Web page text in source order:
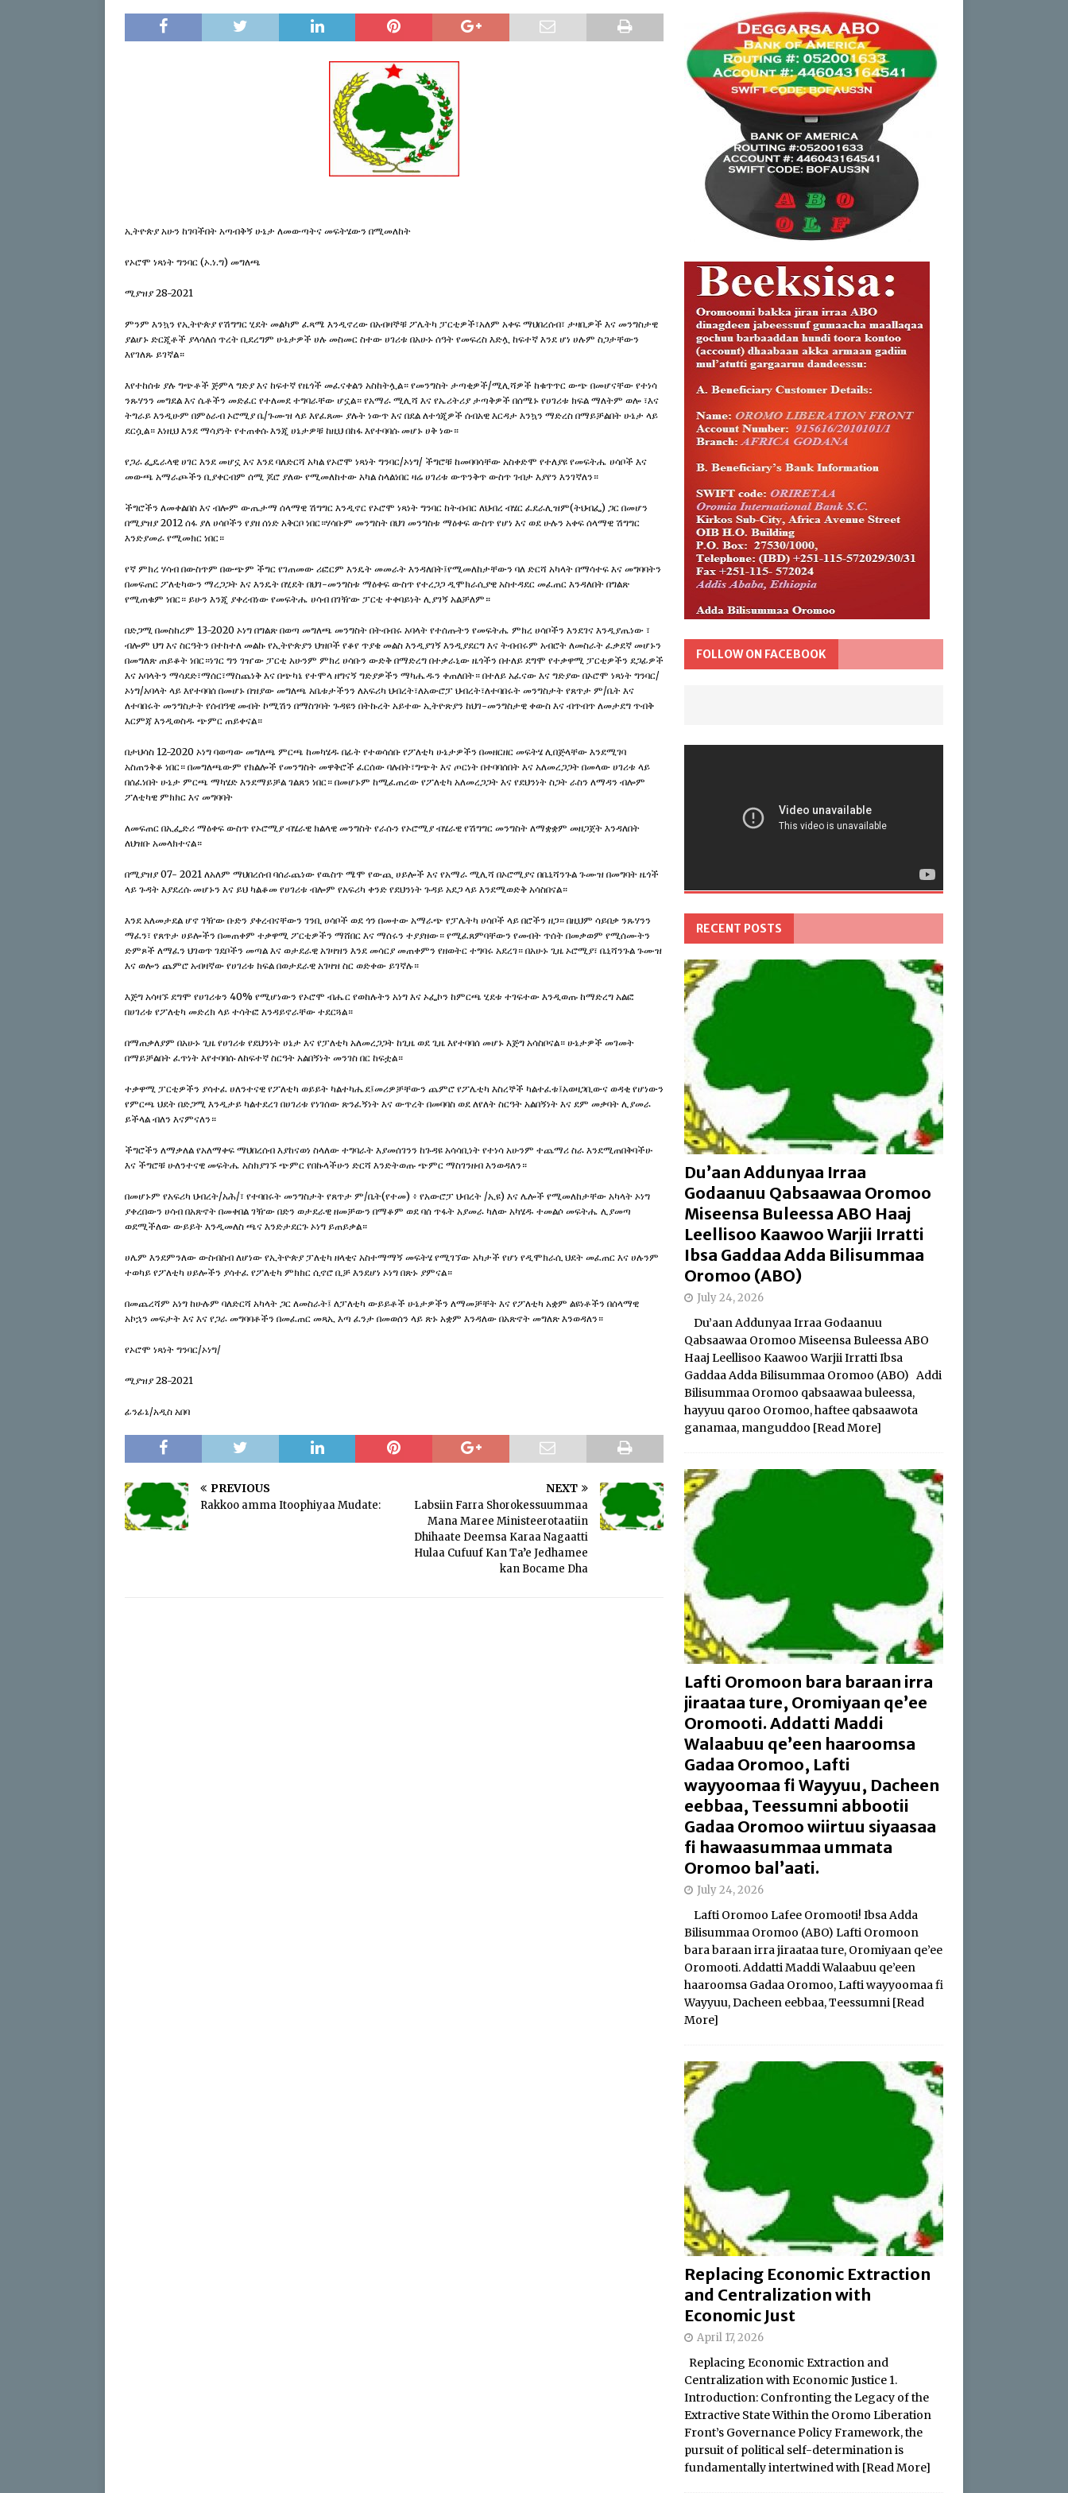
[ April 17, 2026 ] Sweeping Justice and Law Enforcement Reforms
Du’aan Addunyaa Irraa Godaanuu Qabsaawaa Oromoo Miseensa
Buleessa ABO Haaj Leellisoo Kaawoo Warjii Irratti Ibsa Gaddaa Adda Bilisummaa
IBSA ABO
ኢትዮጵያ አሁን ከገባችበት አጣብቅኝ ሁኔታ ለመውጣትና መፍትሄውን በሚመለከት
የኦሮሞ ነጻነት ግንባር (ኦ.ነ.ግ) መግለጫ
ሚያዝያ 28-2021
ምንም እንኳን የኢትዮጵያ የሽግግር ሂደት መልካም ፈጻሜ እንዲኖረው በአብዛኞቹ ፖሌትካ ፓርቲዎች፣አለም አቀፍ ማህበረሰብ፣ ታዛቢዎች እና መንግስታዊ
ያልሆኑ ድርጂቶች ያላሳለሰ ጥረት ቢደረግም ሁኔታዎች ሀሉ መስመር ስተው ሀገሪቱ በአሁኑ ሰዓት የመፍረስ እድሏ ከፍተኛ እንደ ሆነ ሀሉም ስጋታቸውን
እየገለጹ ይገኛል።
እየተከሰቱ ያሉ ግጭቶች ጅምላ ግድያ እና ከፍተኛ የዜጎች መፈናቀልን አስከትሏል። የመንግስት ታጣቂዎች/ሚሊሻዎች ከቁጥጥር ውጭ በመሆናቸው የተነሳ
ንጹሃንን መግደል እና ሴቶችን መድፈር የተለመደ ተግባራቸው ሆኗል። የአማራ ሚሊሻ እና የኤሪትሪያ ታጣቅዎች በሰሜኑ የሀገሪቱ ክፍል ማለትም ወሎ ፣እና
ትግራይ እንዲሁም በምዕራብ ኦሮሚያ ቤ/ጉሙዝ ላይ እየፈጸሙ ያሉት ነውጥ እና በደል ለተጎጂዎች ሰብአዊ እርዳታ እንኳን ማድረስ በማይቻልበት ሁኔታ ላይ
ደርሷል። እነዚህ እንደ ማሳያነት የተጠቀሱ እንጂ ሀኔታዎቹ ከዚህ በከፋ እየተባባሱ መሆኑ ሀቅ ነው።
የጋራ ፌዴራላዊ ሀገር እንደ መሆኗ እና እንደ ባለድርሻ አካል የኦሮሞ ነጻነት ግንባር/ኦነግ/ ችግሮቹ ከመባባሳቸው አስቀድሞ የተለያዩ የመፍትሔ ሀሳቦች እና
መውጫ አማራጮችን ቢያቀርብም ሰሚ ጆሮ ያለው የሚመለከተው አካል ስላልነበር ዛሬ ሀገሪቱ ውጥንቅጥ ውስጥ ገብታ እያየን እንገኛለን።
ችግሮችን ለመቀልበስ እና ብሎም ውጤታማ ሰላማዊ ሽግግር እንዲኖር የኦሮሞ ነጻነት ግንባር ከትብብር ለህብረ ብሄር ፈደራሊዝም(ትህብፌ) ጋር በመሆን
በሚያዝያ 2012 ሰፋ ያለ ሀሳቦችን የያዘ ሰነድ አቅርቦ ነበር።ሃሳቡም መንግስት በህገ መንግስቱ ማዕቀፍ ውስጥ የሆነ እና ወደ ሁሉን አቀፍ ሰላማዊ ሽግግር
እንድያመራ የሚመክር ነበር።
የኛ ምክረ ሃሳብ በውስጥም በውጭም ችግር የገጠመው ሪፎርም እንዴት መመራት እንዳለበት፤የሚመለከታቸውን ባለ ድርሻ አካላት በማሳተፍ እና መግባባትን
በመፍጠር ፖለቲካውን ማረጋጋት እና እንዴት በሂደት በህገ-መንግስቱ ማዕቀፍ ውስጥ የተረጋጋ ዲሞክራሲያዊ አስተዳደር መፈጠር እንዳለበት በግልጽ
የሚጠቁም ነበር። ይሁን እንጂ ያቀረብነው የመፍትሔ ሀሳብ በገዥው ፓርቲ ተቀባይነት ሊያገኝ አልቻለም።
በድጋሚ በመስከረም 13-2020 ኦነግ በግልጽ በወጣ መግለጫ መንግስት በትብብሩ አባላት የተሰጡትን የመፍትሔ ምክረ ሀሳቦችን እንደገና እንዲያጤነው ፣
ብሎም ህግ እና ስርዓትን በተከተለ መልኩ የኢትዮጵያን ህዝቦች የቆየ ጥያቄ መልስ እንዲያገኝ እንዲያደርግ እና ትብብሩም አብሮት ለመስራት ፈቃደኛ መሆኑን
በመግለጽ ጠይቆት ነበር።ነገር ግን ገዠው ፓርቲ አሁንም ምክረ ሀሳቡን ውድቅ በማድረግ በተቃራኒው ዜጎችን በተለይ ደግሞ የተቃዋሚ ፓርቲዎችን ደጋፊዎች
እና አባላትን ማሳደድ፣ማሰር፣ማስጨነቅ እና በጭካኔ የተሞላ ዘግናኝ ግድያዎችን ማካሔዱን ቀጠለበት። በተለይ አፈናው እና ግድያው በኦሮሞ ነጻነት ግንባር/
ኦነግ/አባላት ላይ እየተባባሰ በመሆኑ በዝያው መግለጫ አቤቱታችንን ለአፍሪካ ህብረት፣ለአውሮፓ ህብረት፣ለተባበሩት መንግስታት የጸጥታ ም/ቤት እና
ለተባበሩት መንግስታት የሰብዓዊ መብት ኮሚሽን በማስገባት ጉዳዩን በትኩረት አይተው ኢትዮጽያን ከህገ-መንግስታዊ ቀውስ እና ብጥብጥ ለመታደግ ጥብቅ
እርምጃ እንዲወስዱ ጭምር ጠይቀናል።
በታህሳስ 12-2020 ኦነግ ባወጣው መግለጫ ምርጫ ከመካሄዱ በፊት የተወሳሰቡ የፖለቲካ ሁኔታዎችን በመዘርዘር መፍትሄ ሊበጅላቸው እንደሚገባ
አስጠንቅቆ ነበር። በመግለጫውም የክልሎች የመንግስት መዋቅሮች ፈርሰው ባሉበት፣ግጭት እና ጦርነት በተባባሰበት እና አለመረጋጋት በመላው ሀገሪቱ ላይ
በሰፈነበት ሁኔታ ምርጫ ማካሄድ እንደማይቻል ገልጸን ነበር። በመሆኑም ከሚፈጠረው የፖለቲካ አለመረጋጋት እና የደህንነት ስጋት ራስን ለማዳን ብሎም
ፖለቲካዊ ምክክር እና መግባባት
ለመፍጠር በኢፌድሪ ማዕቀፍ ውስጥ የኦሮሚያ ብሄራዊ ክልላዊ መንግስት የራሱን የኦሮሚያ ብሄራዊ የሽግግር መንግስት ለማቋቋም መዘጋጀት እንዳለበት
ለህዝቡ አመላክተናል።
በሚያዝያ 07- 2021 ለአለም ማህበረሰብ ባሰራጨነው የዉስጥ ሜሞ የውጪ ሀይሎች እና የአማራ ሚሊሻ በኦሮሚያና በቤኒሻንጉል ጉሙዝ በመግባት ዜጎች
ላይ ጉዳት እያደረሱ መሆኑን እና ይህ ካልቆመ የሀገሪቱ ብሎም የአፍሪካ ቀንድ የደህንነት ጉዳይ አደጋ ላይ እንደሚወድቅ አሳስበናል።
እንደ አለመታደል ሆኖ ገዥው ቡድን ያቀረብናቸውን ገንቢ ሀሳቦች ወደ ጎን በመተው አማራጭ የፓሌትካ ሀሳቦች ላይ በሮችን ዘጋ። በዚህም ሳይበቃ ንጹሃንን
ማፈን፣ የጸጥታ ሀይሎችን በመጠቀም ተቃዋሚ ፖርቲዎችን ማሸበር እና ማሰሩን ተያያዘው። የሚፈጸምባቸውን የመብት ጥሰት በመቃወም የሚሰሙትን
ድምጾች ለማፈን ህገወጥ ገደቦችን መጣል እና ወታደራዊ አገዛዝን እንደ መሳርያ መጠቀምን የዘወትር ተግባሩ አደረገ። በአሁኑ ጊዜ ኦሮሚያ፣ ቤኒሻንጉል ጉሙዝ
እና ወሎን ጨምሮ አብዛኛው የሀገሪቱ ክፍል በወታደራዊ አገዛዝ ስር ወድቀው ይገኛሉ።
እጅግ አሳዛኙ ደግሞ የሀገሪቱን 40% የሚሆነውን የኦሮሞ ብሔር የወከሉትን አነግ እና ኦፌኮን ከምርጫ ሂደቱ ተገፍተው እንዲወጡ ከማድረግ አልፎ
በሀገሪቱ የፖለቲካ መድረክ ላይ ተሳትፎ እንዳይኖራቸው ተደርጓል።
በማጠቃለያም በአሁኑ ጊዜ የሀገሪቱ የደህንነት ሀኔታ እና የፓለቲካ አለመረጋጋት ከጊዜ ወደ ጊዜ እየተባባሰ መሆኑ እጅግ አሳስቦናል። ሁኔታዎች መገመት
በማይቻልበት ፈጥነት እየተባባሱ ለከፍተኛ ስርዓት አልበኝነት መንገስ በር ከፍቷል።
ተቃዋሚ ፓርቲዎችን ያሳተፈ ሀለንተናዊ የፖለቲካ ወይይት ካልተካሔደ፤መሪዎቻቸውን ጨምሮ የፖሌቲካ እስረኞች ካልተፈቱ፤አወዛጋቢውና ወዳቂ የሆነውን
የምርጫ ህደት በድጋሚ እንዲታይ ካልተደረገ በሀገሪቱ የነገሰው ጽንፈኝነት እና ውጥረት በመባባስ ወደ ለየለት ስርዓት አልበኝነት እና ደም መቃባት ሊያመራ
ይችላል ብለን እናምናለን።
ችግሮችን ለማቃለል የአለማቀፍ ማህበረሰብ እያከናወነ ስላለው ተግባራት እያመሰገንን ከጉዳዩ አሳሳቢነት የተነሳ አሁንም ተጨማሪ ስራ እንደሚጠበቅባችሁ
እና ችግሮቹ ሁለንተናዊ መፍትሔ አስክያገኙ ጭምር የበኩላችሁን ድርሻ እንድትወጡ ጭምር ማስገንዘብ እንወዳለን።
በመሆኑም የአፍሪካ ህብረት/አሕ/፣ የተባበሩት መንግስታት የጸጥታ ም/ቤት(የተመ) ፥ የአውሮፓ ህብረት /ኢዩ) እና ሌሎች የሚመለከታቸው አካላት ኦነግ
ያቀረበውን ሀሳብ በአጽኖት በመቀበል ገዥው በድን ወታደራዊ ዘመቻውን በማቆም ወደ ባሰ ጥፋት አያመራ ካለው አካሄዱ ተመልሶ መፍትሔ ሊያመጣ
ወደሚችለው ውይይት እንዲመለስ ጫና እንድታደርጉ ኦነግ ይጠይቃል።
ሀሌም እንደምንለው ውስብስብ ለሆነው የኢትዮጵያ ፓለቲካ ዘላቂና አስተማማኝ መፍትሄ የሚገኘው አካታች የሆነ የዲሞክራሲ ህደት መፈጠር እና ሀሉንም
ተወካይ የፖለቲካ ሀይሎችን ያሳተፈ የፖለቲካ ምክክር ሲኖሮ ቢቻ እንደሆነ ኦነግ በጽኑ ያምናል።
በመጨረሻም አነግ ከሁሉም ባለድርሻ አካላት ጋር ለመስራት፤ ለፓለቲካ ውይይቶች ሁኔታዎችን ለማመቻቸት እና የፖለቲካ አቋም ልዩነቶችን በሰላማዊ
አኮኋን መፍታት እና እና የጋራ መግባባቶችን በመፈጠር መጻኢ እጣ ፈንታ በመወሰን ላይ ጽኑ አቋም እንዳለው በአጽኖት መግለጽ እንወዳለን።
የኦሮሞ ነጻነት ግንባር/ኦነግ/
ሚያዝያ 28-2021
ፊንፊኔ/አዲስ አበባ
PREVIOUS
Rakkoo amma Itoophiyaa Mudate:
NEXT
Labsiin Farra Shorokessuummaa
Mana Maree Ministeerotaatiin
Dhihaate Deemsa Karaa Nagaatti
Hulaa Cufuuf Kan Ta’e Jedhamee
kan Bocame Dha
FOLLOW ON FACEBOOK
RECENT POSTS
Du’aan Addunyaa Irraa
Godaanuu Qabsaawaa Oromoo
Miseensa Buleessa ABO Haaj
Leellisoo Kaawoo Warjii Irratti
Ibsa Gaddaa Adda Bilisummaa
Oromoo (ABO)
July 24, 2026
Du’aan Addunyaa Irraa Godaanuu
Qabsaawaa Oromoo Miseensa Buleessa ABO
Haaj Leellisoo Kaawoo Warjii Irratti Ibsa
Gaddaa Adda Bilisummaa Oromoo (ABO) Addi
Bilisummaa Oromoo qabsaawaa buleessa,
hayyuu qaroo Oromoo, haftee qabsaawota
ganamaa, manguddoo [Read More]
Lafti Oromoon bara baraan irra
jiraataa ture, Oromiyaan qe’ee
Oromooti. Addatti Maddi
Walaabuu qe’een haaroomsa
Gadaa Oromoo, Lafti
wayyoomaa fi Wayyuu, Dacheen
eebbaa, Teessumni abbootii
Gadaa Oromoo wiirtuu siyaasaa
fi hawaasummaa ummata
Oromoo bal’aati.
July 24, 2026
Lafti Oromoo Lafee Oromooti! Ibsa Adda
Bilisummaa Oromoo (ABO) Lafti Oromoon
bara baraan irra jiraataa ture, Oromiyaan qe’ee
Oromooti. Addatti Maddi Walaabuu qe’een
haaroomsa Gadaa Oromoo, Lafti wayyoomaa fi
Wayyuu, Dacheen eebbaa, Teessumni [Read
More]
Replacing Economic Extraction
and Centralization with
Economic Just
April 17, 2026
Replacing Economic Extraction and
Centralization with Economic Justice 1.
Introduction: Confronting the Legacy of the
Extractive State Within the Oromo Liberation
Front’s Governance Policy Framework, the
pursuit of political self-determination is
fundamentally intertwined with [Read More]